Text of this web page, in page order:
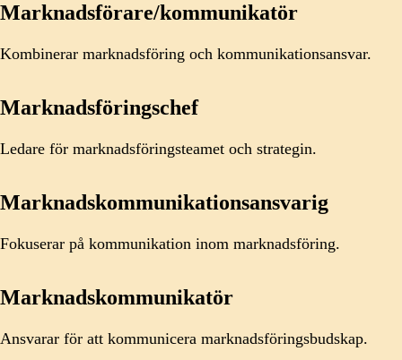
Marknadsförare/kommunikatör
Kombinerar marknadsföring och kommunikationsansvar.
Marknadsföringschef
Ledare för marknadsföringsteamet och strategin.
Marknadskommunikationsansvarig
Fokuserar på kommunikation inom marknadsföring.
Marknadskommunikatör
Ansvarar för att kommunicera marknadsföringsbudskap.